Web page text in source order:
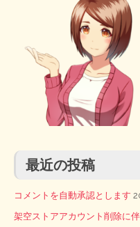
最近の投稿
コメントを自動承認とします
架空ストアアカウント削除に